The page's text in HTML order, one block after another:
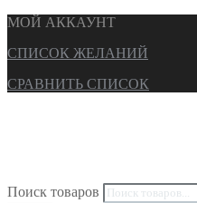
МОЙ АККАУНТ
СПИСОК ЖЕЛАНИЙ
СРАВНИТЬ СПИСОК
Поиск товаров